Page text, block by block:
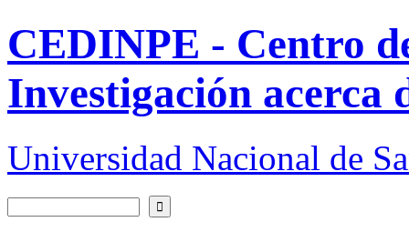
Pasar al contenido principal
CEDINPE - Centro
Investigación acerca
Universidad Nacional de
Formulario de búsqueda